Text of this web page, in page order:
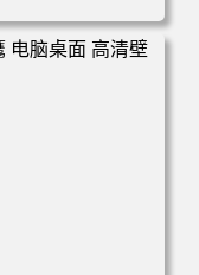
面 高清壁纸 壁纸